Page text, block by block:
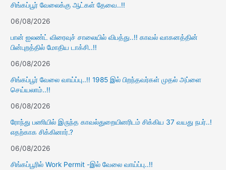
சிங்கப்பூர் வேலைக்கு ஆட்கள் தேவை..!!
06/08/2026
பான் ஐலண்ட் விரைவுச் சாலையில் விபத்து..!! காவல் வாகனத்தின்
பின்புறத்தில் மோதிய டாக்சி..!!
06/08/2026
சிங்கப்பூர் வேலை வாய்ப்பு..!! 1985 இல் பிறந்தவர்கள் முதல் அப்ளை
செய்யலாம்..!!
06/08/2026
ரோந்து பணியில் இருந்த காவல்துறையினரிடம் சிக்கிய 37 வயது நபர்..!
எதற்காக சிக்கினார்.?
06/08/2026
சிங்கப்பூரில் Work Permit -இல் வேலை வாய்ப்பு..!!